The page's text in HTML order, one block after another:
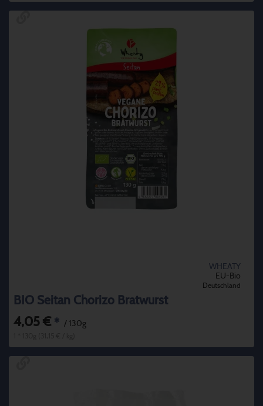
WHEATY
EU-Bio
Deutschland
BIO Seitan Chorizo Bratwurst
4,05 € * / 130g